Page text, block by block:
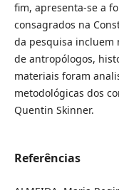
fim, apresenta-se a
consagrados na
da pesquisa incluem
de antropólogos,
materiais foram
metodológicas dos
Quentin Skinner.
Referências